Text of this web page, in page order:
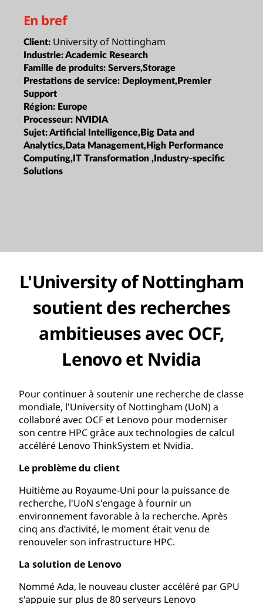
En bref
Client: University of Nottingham
Industrie:Academic Research
Famille de produits: Servers,Storage
Prestations de service: Deployment,Premier
Support
Région: Europe
Processeur: NVIDIA
Sujet:Artificial Intelligence,Big Data and
Analytics,Data Management,High Performance
Computing,IT Transformation ,Industry-specific
Solutions
L'University of Nottingham
soutient des recherches
ambitieuses avec OCF,
Lenovo et Nvidia
Pour continuer à soutenir une recherche de classe
mondiale, l'University of Nottingham (UoN) a
collaboré avec OCF et Lenovo pour moderniser
son centre HPC grâce aux technologies de calcul
accéléré Lenovo ThinkSystem et Nvidia.
Le problème du client
Huitième au Royaume-Uni pour la puissance de
recherche, l'UoN s'engage à fournir un
environnement favorable à la recherche. Après
cinq ans d’activité, le moment était venu de
renouveler son infrastructure HPC.
La solution de Lenovo
Nommé Ada, le nouveau cluster accéléré par GPU
s'appuie sur plus de 80 serveurs Lenovo